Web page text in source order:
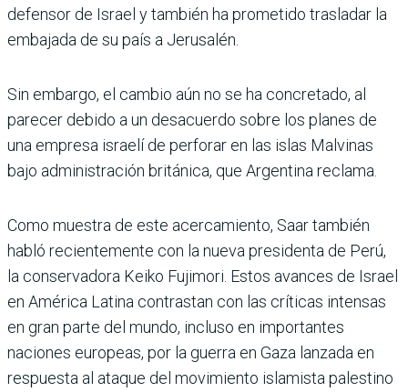
defensor de Israel y también ha prometido trasladar la
embajada de su país a Jerusalén.
Sin embargo, el cambio aún no se ha concretado, al
parecer debido a un desacuerdo sobre los planes de
una empresa israelí de perforar en las islas Malvinas
bajo administración británica, que Argentina reclama.
Como muestra de este acercamiento, Saar también
habló recientemente con la nueva presidenta de Perú,
la conservadora Keiko Fujimori. Estos avances de Israel
en América Latina contrastan con las críticas intensas
en gran parte del mundo, incluso en importantes
naciones europeas, por la guerra en Gaza lanzada en
respuesta al ataque del movimiento islamista palestino